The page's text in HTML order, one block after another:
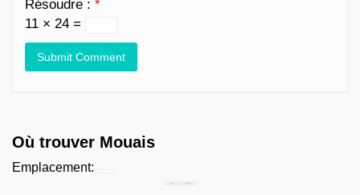
Résoudre : *
11 × 24 =
Où trouver Mouais
Emplacement: